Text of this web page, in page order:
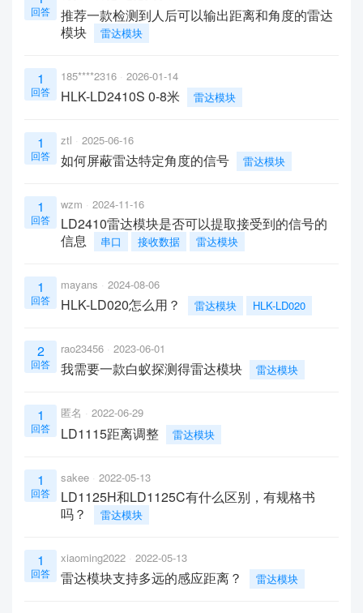
回答
推荐一款检测到人后可以输出距离和角度的雷达
模块
雷达模块
1
回答
185****2316 2026-01-14
HLK-LD2410S 0-8米 雷达模块
1
回答
ztl 2025-06-16
如何屏蔽雷达特定角度的信号 雷达模块
1
回答
wzm 2024-11-16
LD2410雷达模块是否可以提取接受到的信号的
信息
串口 接收数据 雷达模块
1
回答
mayans 2024-08-06
HLK-LD020怎么用？ 雷达模块 HLK-LD020
2
回答
rao23456 2023-06-01
我需要一款白蚁探测得雷达模块 雷达模块
1
回答
匿名 2022-06-29
LD1115距离调整 雷达模块
1
回答
sakee 2022-05-13
LD1125H和LD1125C有什么区别，有规格书
吗？
雷达模块
1
回答
xiaoming2022 2022-05-13
雷达模块支持多远的感应距离？ 雷达模块